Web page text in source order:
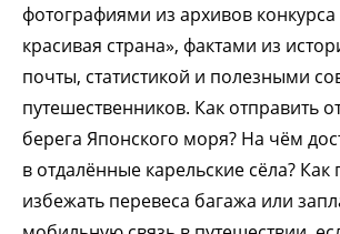
фотографиями из архивов
красивая страна», фактами из
почты, статистикой и полезными
путешественников. Как отправить
берега Японского моря? На чём
в отдалённые карельские сёла?
избежать перевеса багажа или